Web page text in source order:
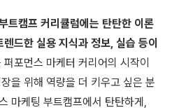
트캠프 커리큘럼에는 탄탄한 이론
드한 실용 지식과 정보, 실습 등이
포먼스 마케터 커리어의 시작이
을 위해 역량을 더 키우고 싶은 분
마케팅 부트캠프에서 탄탄하게,